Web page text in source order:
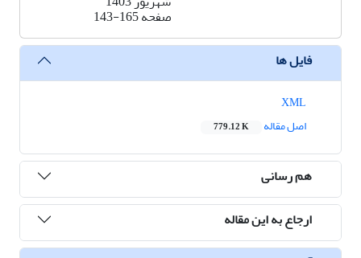
صفحه143-165
فایل ها
اصل مقاله
779.12 K
هم رسانی
ارجاع به این مقاله